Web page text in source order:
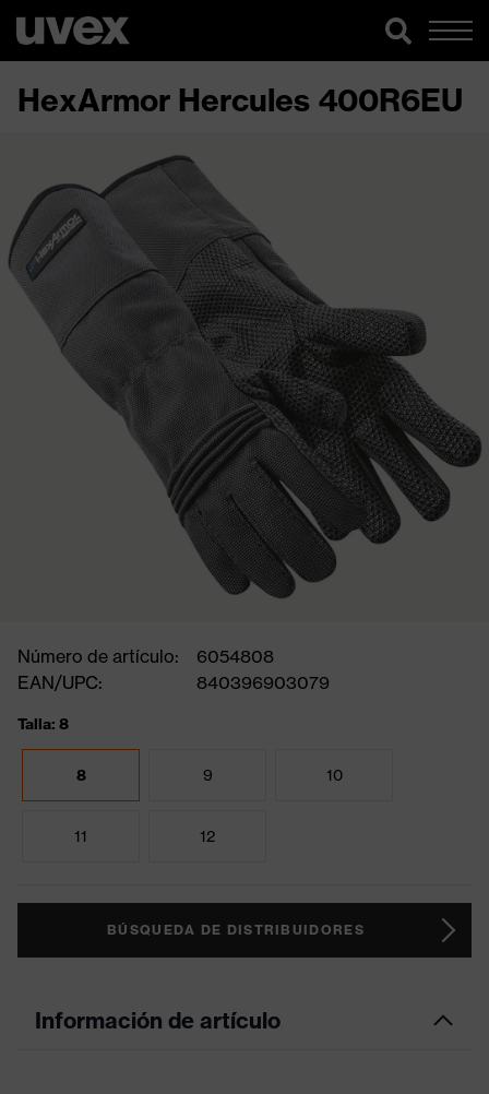
HexArmor Hercules 400R6EU
Número de artículo:
6054808
EAN/UPC:
840396903079
Talla: 8
8 9 10
11 12
BÚSQUEDA DE DISTRIBUIDORES
Información de artículo